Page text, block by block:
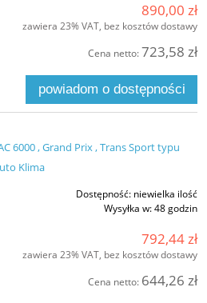
890,00 zł
zawiera 23% VAT, bez kosztów dostawy
Cena netto:723,58 zł
powiadom o dostępności
6000 , Grand Prix , Trans Sport typu
Klima
Dostępność: niewielka ilość
Wysyłka w:48 godzin
792,44 zł
zawiera 23% VAT, bez kosztów dostawy
Cena netto: 644,26 zł